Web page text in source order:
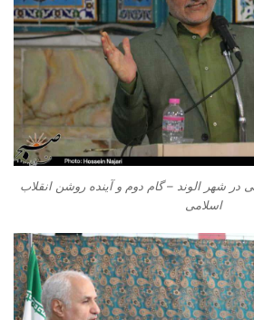
شهر الوند – گام دوم و آینده روشن انقلاب
اسلامی